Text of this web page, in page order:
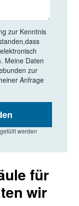
zur Kenntnis
Meine Daten
zur
Anfrage
werden
für
wir